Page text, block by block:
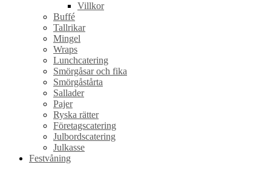
Villkor
Buffé
Tallrikar
Mingel
Wraps
Lunchcatering
Smörgåsar och fika
Smörgåstårta
Sallader
Pajer
Ryska rätter
Företagscatering
Julbordscatering
Julkasse
Festvåning